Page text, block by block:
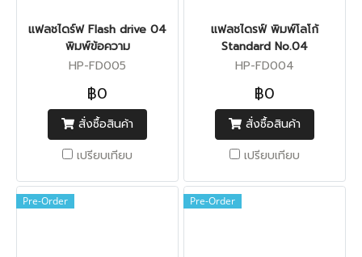
แฟลชไดร์ฟ Flash drive 04
พิมพ์ข้อความ
HP-FD005
฿0
สั่งซื้อสินค้า
เปรียบเทียบ
แฟลชไดรฟ์ พิมพ์โลโก้
Standard No.04
HP-FD004
฿0
สั่งซื้อสินค้า
เปรียบเทียบ
Pre-Order Pre-Order